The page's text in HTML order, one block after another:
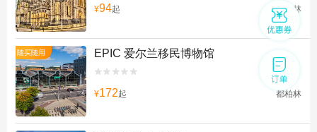
¥94起 都柏林
随买随用 EPIC 爱尔兰移民博物馆


¥172起 都柏林